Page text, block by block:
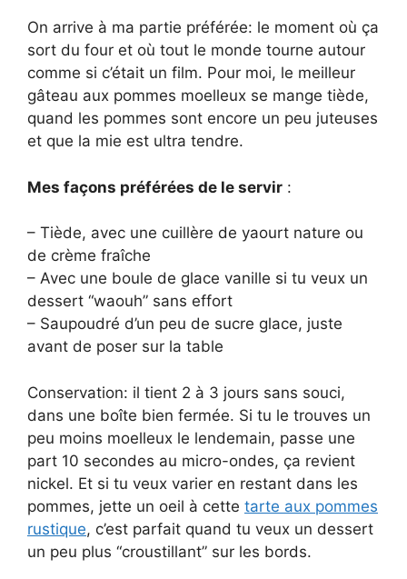
On arrive à ma partie préférée: le moment où ça
sort du four et où tout le monde tourne autour
comme si c’était un film. Pour moi, le meilleur
gâteau aux pommes moelleux se mange tiède,
quand les pommes sont encore un peu juteuses
et que la mie est ultra tendre.
Mes façons préférées de le servir :
– Tiède, avec une cuillère de yaourt nature ou
de crème fraîche
– Avec une boule de glace vanille si tu veux un
dessert “waouh” sans effort
– Saupoudré d’un peu de sucre glace, juste
avant de poser sur la table
Conservation: il tient 2 à 3 jours sans souci,
dans une boîte bien fermée. Si tu le trouves un
peu moins moelleux le lendemain, passe une
part 10 secondes au micro-ondes, ça revient
nickel. Et si tu veux varier en restant dans les
pommes, jette un oeil à cette tarte aux pommes
rustique, c’est parfait quand tu veux un dessert
un peu plus “croustillant” sur les bords.